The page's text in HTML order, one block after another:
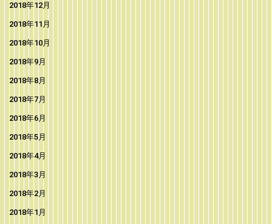
2018年12月
2018年11月
2018年10月
2018年9月
2018年8月
2018年7月
2018年6月
2018年5月
2018年4月
2018年3月
2018年2月
2018年1月